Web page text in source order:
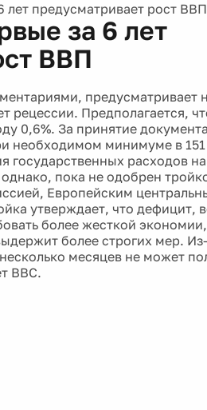
лет предусматривает рост ВВП
за 6 лет
ВВП
предусматривает
рецессии. Предполагается,
0,6%. За принятие документа
необходимом минимуме в
государственных расходов
пока не одобрен
Европейским
утверждает, что дефицит,
более жесткой
более строгих мер.
месяцев не может
ВВС.